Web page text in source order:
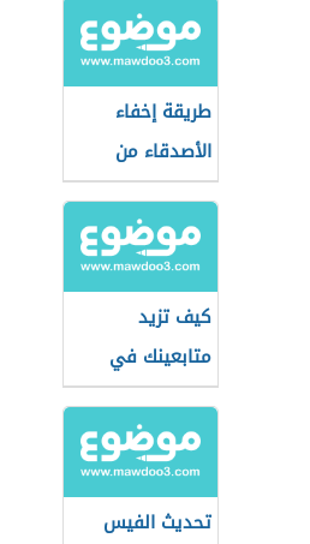
طريقة إخفاء
الأصدقاء من
الفيس بوك
كيف تزيد
متابعينك في
الإنستقرام
تحديث الفيس